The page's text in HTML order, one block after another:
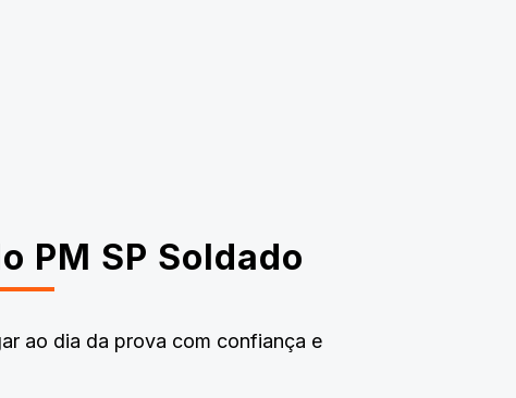
PM SP Soldado
ao dia da prova com confiança e